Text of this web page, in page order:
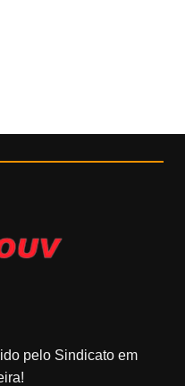
pelo Sindicato em